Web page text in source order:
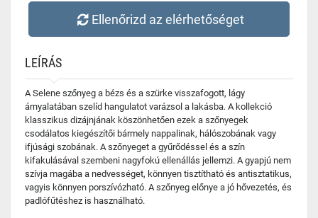
Ellenőrizd az elérhetőséget
LEÍRÁS
A Selene szőnyeg a bézs és a szürke visszafogott, lágy
árnyalatában szelíd hangulatot varázsol a lakásba. A kollekció
klasszikus dizájnjának köszönhetően ezek a szőnyegek
csodálatos kiegészítői bármely nappalinak, hálószobának vagy
ifjúsági szobának. A szőnyeget a gyűrődéssel és a szín
kifakulásával szembeni nagyfokú ellenállás jellemzi. A gyapjú nem
szívja magába a nedvességet, könnyen tisztítható és antisztatikus,
vagyis könnyen porszívózható. A szőnyeg előnye a jó hővezetés, és
padlófűtéshez is használható.